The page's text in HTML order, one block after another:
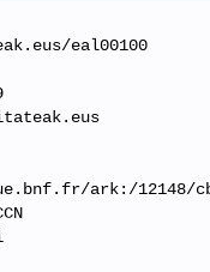
eal00100
ark:/12148/